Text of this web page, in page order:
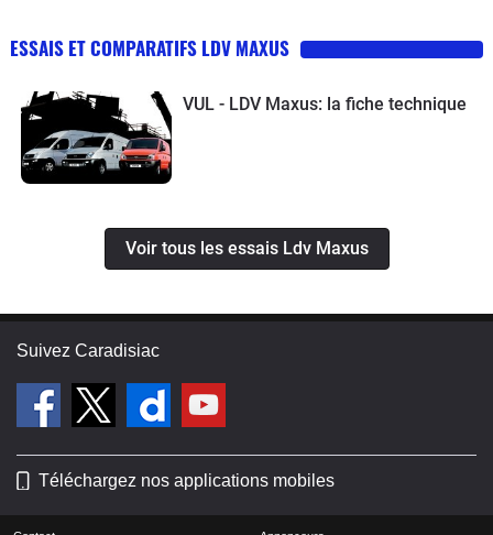
ESSAIS ET COMPARATIFS LDV MAXUS
VUL - LDV Maxus: la fiche technique
Voir tous les essais Ldv Maxus
Suivez Caradisiac
Téléchargez nos applications mobiles